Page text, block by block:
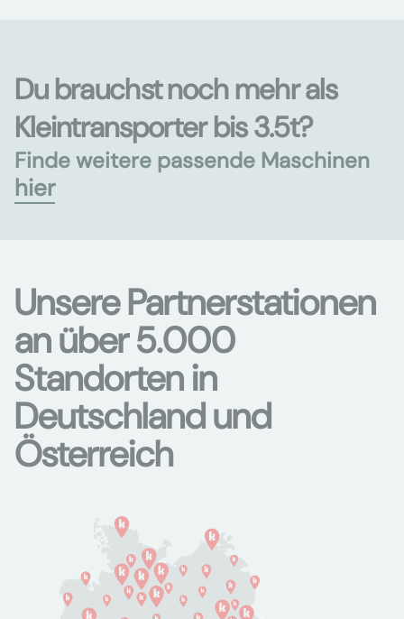
Du brauchst noch mehr als
Kleintransporter bis 3.5t?
Finde weitere passende Maschinen
hier
Unsere Partnerstationen
an über 5.000
Standorten in
Deutschland und
Österreich